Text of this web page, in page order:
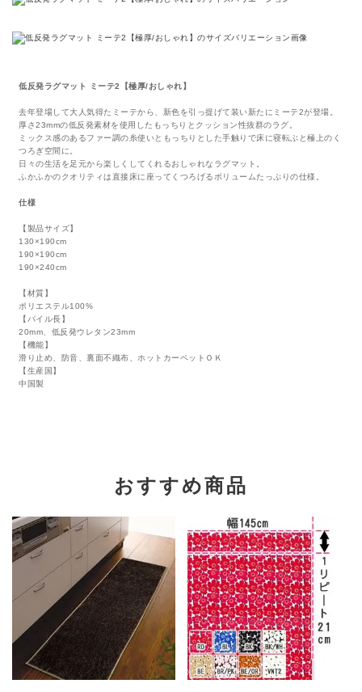
低反発ラグマット ミーテ2【極厚/おしゃれ】
去年登場して大人気得たミーテから、新色を引っ提げて装い新たにミーテ2が登場。
厚さ23mmの低反発素材を使用したもっちりとクッション性抜群のラグ。
ミックス感のあるファー調の糸使いともっちりとした手触りで床に寝転ぶと極上のく
つろぎ空間に。
日々の生活を足元から楽しくしてくれるおしゃれなラグマット。
ふかふかのクオリティは直接床に座ってくつろげるボリュームたっぷりの仕様。
仕様
【製品サイズ】
130×190cm
190×190cm
190×240cm
【材質】
ポリエステル100%
【パイル長】
20mm、低反発ウレタン23mm
【機能】
滑り止め、防音、裏面不織布、ホットカーペットＯＫ
【生産国】
中国製
おすすめ商品